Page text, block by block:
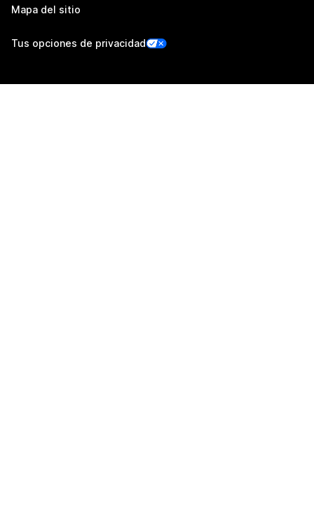
Mapa del sitio
Tus opciones de privacidad